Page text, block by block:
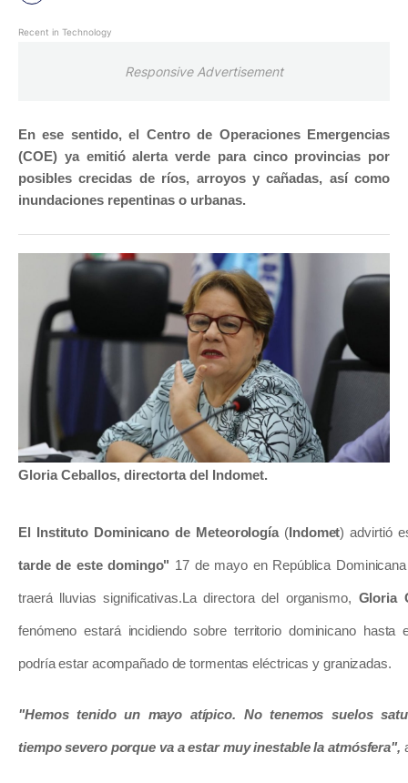
Recent in Technology
Responsive Advertisement
En ese sentido, el Centro de Operaciones Emergencias
(COE) ya emitió alerta verde para cinco provincias por
posibles crecidas de ríos, arroyos y cañadas, así como
inundaciones repentinas o urbanas.
Gloria Ceballos, directorta del Indomet.
Facebook
TwitterBluesky
Send
WhatsappTelegram
El Instituto Dominicano de Meteorología (Indomet) advirtió
tarde de este domingo" 17 de mayo en República
traerá lluvias significativas.La directora del organismo, Gloria
fenómeno estará incidiendo sobre territorio dominicano hasta
podría estar acompañado de tormentas eléctricas y granizadas.
"Hemos tenido un mayo atípico. No tenemos suelos
tiempo severo porque va a estar muy inestable la atmósfera",